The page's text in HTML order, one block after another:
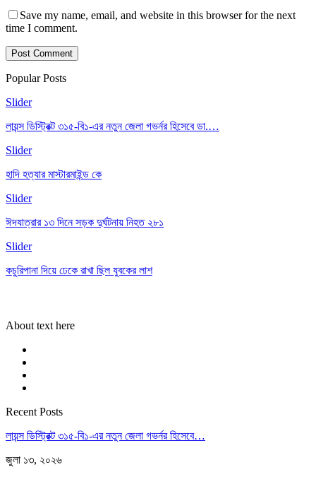
Save my name, email, and website in this browser for the next
time I comment.
Popular Posts
Slider
লায়ন্স ডিস্ট্রিক্ট ৩১৫-বি১-এর নতুন জেলা গভর্নর হিসেবে ডা.…
Slider
হাদি হত্যার মাস্টারমাইন্ড কে
Slider
ঈদযাত্রার ১৩ দিনে সড়ক দুর্ঘটনায় নিহত ২৮১
Slider
কচুরিপানা দিয়ে ঢেকে রাখা ছিল যুবকের লাশ
About text here
Recent Posts
লায়ন্স ডিস্ট্রিক্ট ৩১৫-বি১-এর নতুন জেলা গভর্নর হিসেবে…
জুলা ১৩, ২০২৬